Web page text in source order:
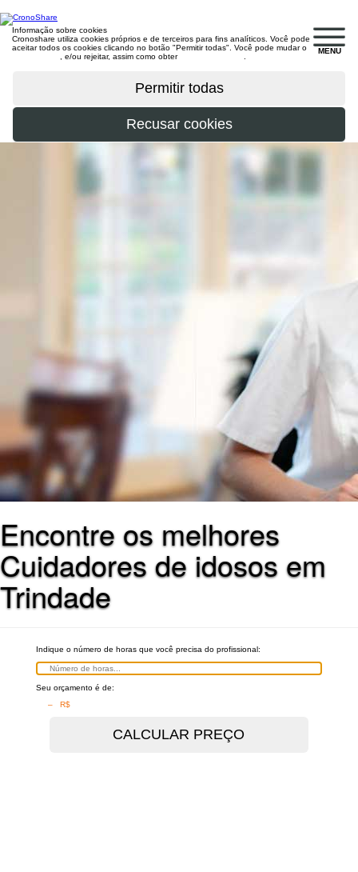
MENU
Informação sobre cookies
Cronoshare utiliza cookies próprios e de terceiros para fins analíticos. Você pode
aceitar todos os cookies clicando no botão "Permitir todas". Você pode mudar o
, e/ou rejeitar, assim como obter
Encontre os melhores
Cuidadores de idosos em
Trindade
Indique o número de horas que você precisa do profissional:
Seu orçamento é de:
– R$